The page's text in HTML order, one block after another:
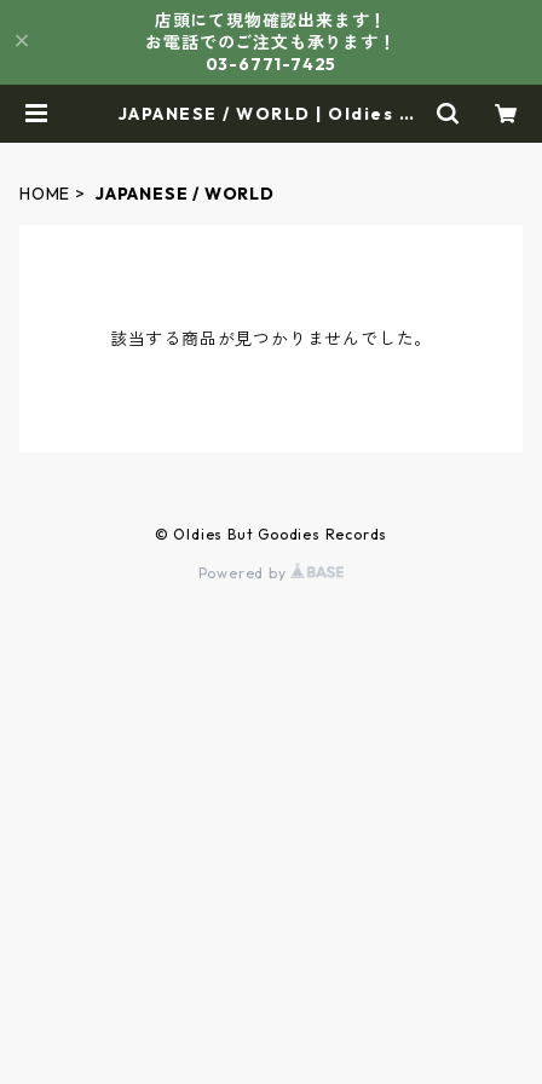
店頭にて現物確認出来ます！
お電話でのご注文も承ります！
03-6771-7425
JAPANESE / WORLD | Oldies Bu
HOME JAPANESE / WORLD
該当する商品が見つかりませんでした。
© Oldies But Goodies Records
Powered by